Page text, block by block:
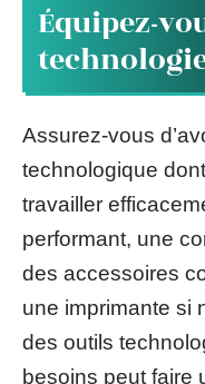
Équipez-
Assurez-vous
technologique
travailler
performant, une
des accessoires
une imprimante si
des outils
besoins peut faire